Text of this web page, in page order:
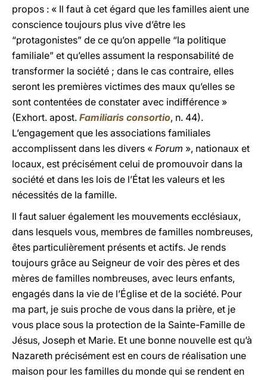
propos : « Il faut à cet égard que les familles aient une
conscience toujours plus vive d’être les
“protagonistes” de ce qu’on appelle “la politique
familiale” et qu’elles assument la responsabilité de
transformer la société ; dans le cas contraire, elles
seront les premières victimes des maux qu’elles se
sont contentées de constater avec indifférence »
(Exhort. apost. Familiaris consortio, n. 44).
L’engagement que les associations familiales
accomplissent dans les divers « Forum », nationaux et
locaux, est précisément celui de promouvoir dans la
société et dans les lois de l’État les valeurs et les
nécessités de la famille.
Il faut saluer également les mouvements ecclésiaux,
dans lesquels vous, membres de familles nombreuses,
êtes particulièrement présents et actifs. Je rends
toujours grâce au Seigneur de voir des pères et des
mères de familles nombreuses, avec leurs enfants,
engagés dans la vie de l’Église et de la société. Pour
ma part, je suis proche de vous dans la prière, et je
vous place sous la protection de la Sainte-Famille de
Jésus, Joseph et Marie. Et une bonne nouvelle est qu’à
Nazareth précisément est en cours de réalisation une
maison pour les familles du monde qui se rendent en